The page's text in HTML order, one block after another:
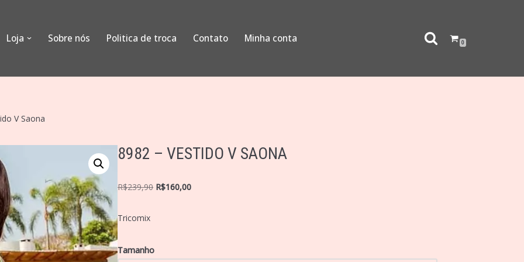
Loja Sobre nós Politica de troca Contato Minha conta 0
V Saona
8982 – VESTIDO V SAONA
R$239,90 R$160,00
Tricomix
Tamanho